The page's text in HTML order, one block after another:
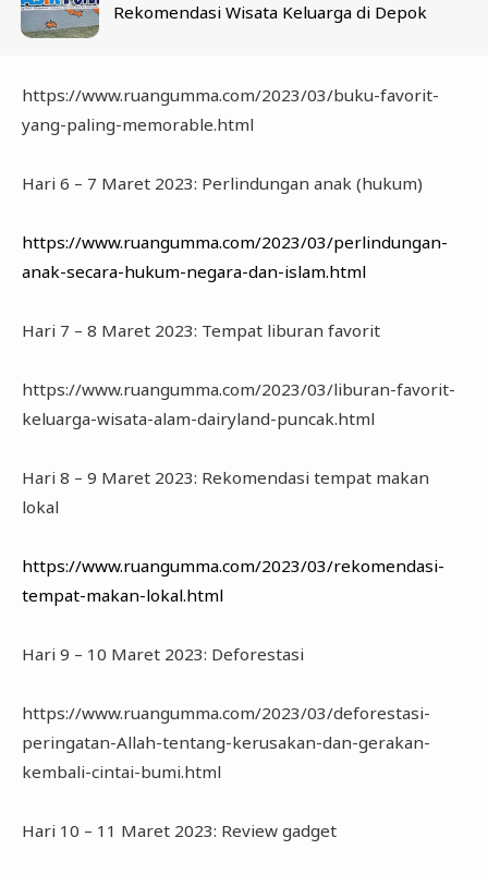
Rekomendasi Wisata Keluarga di Depok
https://www.ruangumma.com/2023/03/buku-favorit-
yang-paling-memorable.html
Hari 6 – 7 Maret 2023: Perlindungan anak (hukum)
https://www.ruangumma.com/2023/03/perlindungan-
anak-secara-hukum-negara-dan-islam.html
Hari 7 – 8 Maret 2023: Tempat liburan favorit
https://www.ruangumma.com/2023/03/liburan-favorit-
keluarga-wisata-alam-dairyland-puncak.html
Hari 8 – 9 Maret 2023: Rekomendasi tempat makan
lokal
https://www.ruangumma.com/2023/03/rekomendasi-
tempat-makan-lokal.html
Hari 9 – 10 Maret 2023: Deforestasi
https://www.ruangumma.com/2023/03/deforestasi-
peringatan-Allah-tentang-kerusakan-dan-gerakan-
kembali-cintai-bumi.html
Hari 10 – 11 Maret 2023: Review gadget